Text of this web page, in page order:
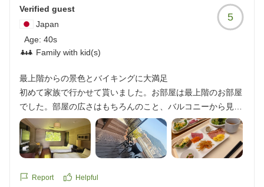
いているのを発見した。これが決定打となり、フロントに行
き理由を言って部屋の変更をリクエストしたところ、別の部
は明るいし、変な匂いも無く、今度はちゃんとバスタブのあ
るバスルームであることを確認して、安堵したのも束の間、
トイレの便器内の上方に、飛び散って固まってこびりついた
便がたくさん、、、これはひどすぎる!!(ちなみにバスルーム
のバスタブ横の、石鹸置きの上方も黒カビだらけだった)再
度部屋の変更を申し出るのももう面倒だし、変えてもらった
ところでまた不具合のある部屋かも知れないと思い、諦めて
その部屋に宿泊したが、気持ち悪さの為、ずっと暗い気持ち
本来であれば、安心しておくつろぎいただける空間をご
提供すべきところ、客室の衛生状態や設備の仕様説明、
清掃の行き届かない箇所につきまして、お客様に大変残
あってはならない状況であったことを重く受け止めてお
ります。
今回ご指摘いただいた清掃状況につきましては、清掃体
制の抜本的な強化を今後の参考にさせていただきます。
また、以前ご利用いただいた際との品質の差についても
真摯に受け止め、以前よりも高い水準でご満足いただけ
るよう、スタッフ一同、意識の改善に努めて参る所存で
Verified guest
Japan
Age: 40s
Family with kid(s)
5
最上階からの景色とバイキングに大満足
初めて家族で行かせて貰いました。お部屋は最上階のお部屋
でした。部屋の広さはもちろんのこと、バルコニーから見え
る熱海の景色も良かったです。夕食、朝食はバイキング形式
でとても子供も喜んで食べてくれました。夕食時はお酒、ソ
フトドリンクは飲み放題で金額の割にはとても良かったで
クチコミの詳細はこちらから
Report Helpful